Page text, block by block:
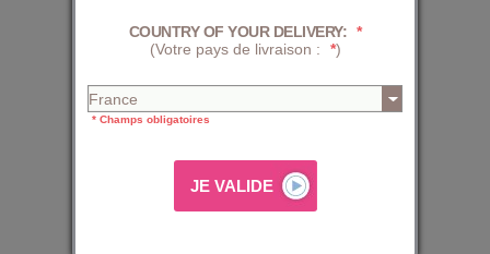
COUNTRY OF YOUR DELIVERY: *
(Votre pays de livraison :
*)
* Champs obligatoires